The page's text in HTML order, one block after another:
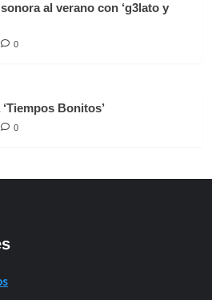
al verano con ‘g3lato y
0
Bonitos’
0